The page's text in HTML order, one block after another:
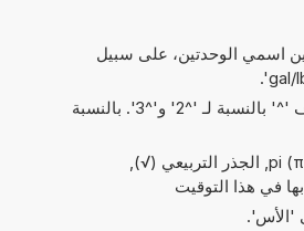
اسمي الوحدتين، على سبيل
في الاختصارات الخاصة بـ 'مربع' و'مكعب'، يمكن حذف الحرف '^' بالنسبة لـ '^2' و'^3'. بالنسبة
العمليات البسيطة من الحسابات: و أس (^), والضرب (*, x), pi (π), الجذر التربيعي (√),
في هذا التوقيت